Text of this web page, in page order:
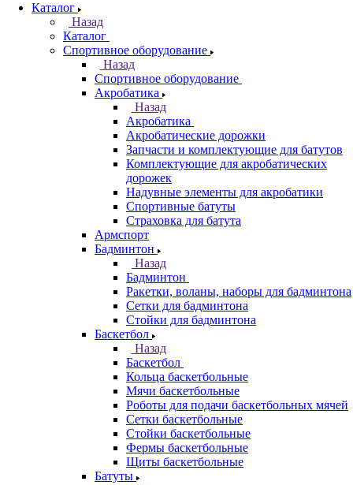
Каталог
Назад
Каталог
Спортивное оборудование
Назад
Спортивное оборудование
Акробатика
Назад
Акробатика
Акробатические дорожки
Запчасти и комплектующие для батутов
Комплектующие для акробатических
дорожек
Надувные элементы для акробатики
Спортивные батуты
Страховка для батута
Армспорт
Бадминтон
Назад
Бадминтон
Ракетки, воланы, наборы для бадминтона
Сетки для бадминтона
Стойки для бадминтона
Баскетбол
Назад
Баскетбол
Кольца баскетбольные
Мячи баскетбольные
Роботы для подачи баскетбольных мячей
Сетки баскетбольные
Стойки баскетбольные
Фермы баскетбольные
Щиты баскетбольные
Батуты